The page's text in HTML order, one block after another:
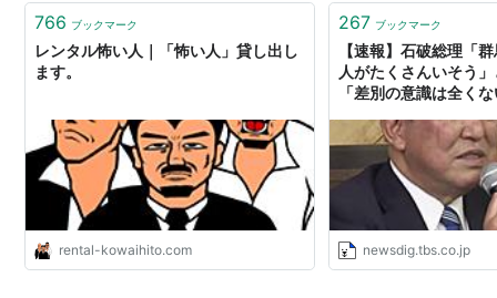
したが、今度は”怖い人”に見えるらしくどう…
766 ブックマーク
レンタル怖い人｜「怖い人」貸し出し
ます。
rental-kowaihito.com
267 ブックマーク
【速報】石破総理「
人がたくさんいそう
「差別の意識は全く
newsdig.tbs.co.jp